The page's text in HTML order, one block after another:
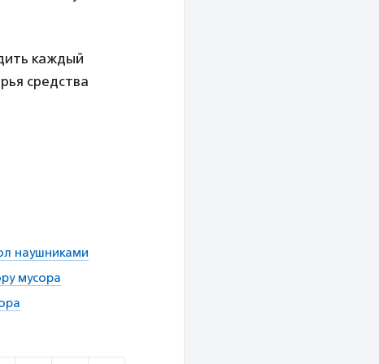
каждый
средства
наушниками
мусора